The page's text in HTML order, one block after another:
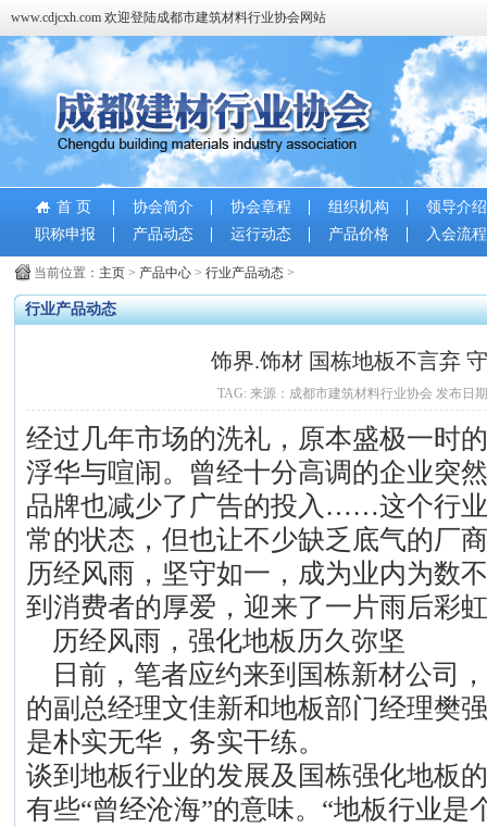
www.cdjcxh.com 欢迎登陆成都市建筑材料行业协会网站
首 页 协会简介 协会章程 组织机构
领导介绍
职称申报
产品动态 运行动态 产品价格 入会流程
当前位置： 主页 > 产品中心 > 行业产品动态 >
行业产品动态
饰界.饰材 国栋地板不言弃
TAG: 来源：成都市建筑材料行业协会 发布日期
经过几年市场的洗礼，原本盛极一时
浮华与喧闹。曾经十分高调的企业突
品牌也减少了广告的投入……这个行
常的状态，但也让不少缺乏底气的厂
历经风雨，坚守如一，成为业内为数
到消费者的厚爱，迎来了一片雨后彩
历经风雨，强化地板历久弥坚
日前，笔者应约来到国栋新材公司
的副总经理文佳新和地板部门经理樊
是朴实无华，务实干练。
谈到地板行业的发展及国栋强化地板
有些“曾经沧海”的意味。“地板行业是